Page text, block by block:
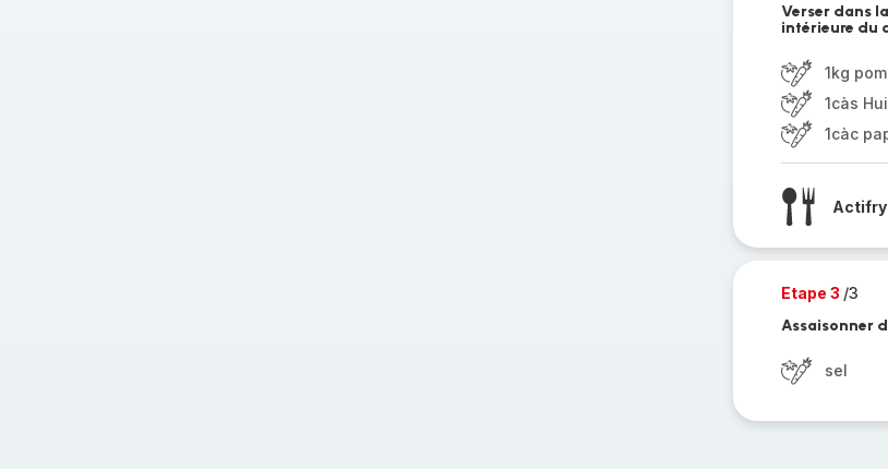
Verser dans
intérieure du
1kg
1càs
1càc
Actifry
Etape 3 /3
Assaisonner
sel